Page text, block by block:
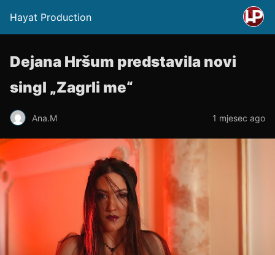
Hayat Production
Dejana Hršum predstavila novi
singl „Zagrli me“
Ana.M 1 mjesec ago